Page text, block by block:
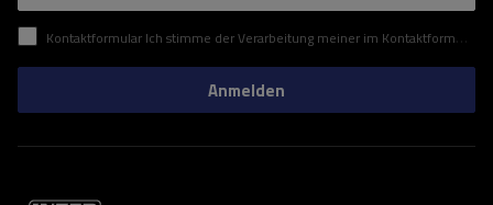
Kontaktformular Ich stimme der Verarbeitung meiner im Kontaktformular enthaltenen personenbezogenen Daten gemäß der Verordnung (EU) des Europäischen Parlaments und des Rates zu.
Anmelden